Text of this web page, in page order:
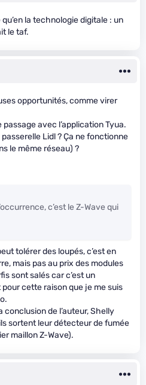
la technologie digitale : un
le taf.
opportunités, comme virer
avec l’application Tyua.
Lidl ? Ça ne fonctionne
le même réseau) ?
c’est le Z-Wave qui
tolérer des loupés, c’est en
mais pas au prix des modules
sont salés car c’est un
cette raison que je me suis
conclusion de l’auteur, Shelly
sortent leur détecteur de fumée
maillon Z-Wave).